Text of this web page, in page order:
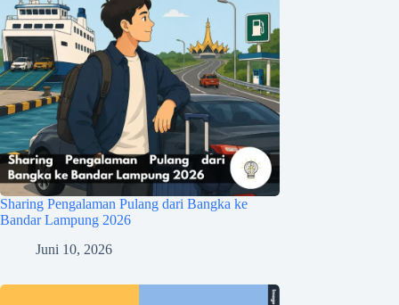
Sharing Pengalaman Pulang dari Bangka ke
Bandar Lampung 2026
Juni 10, 2026